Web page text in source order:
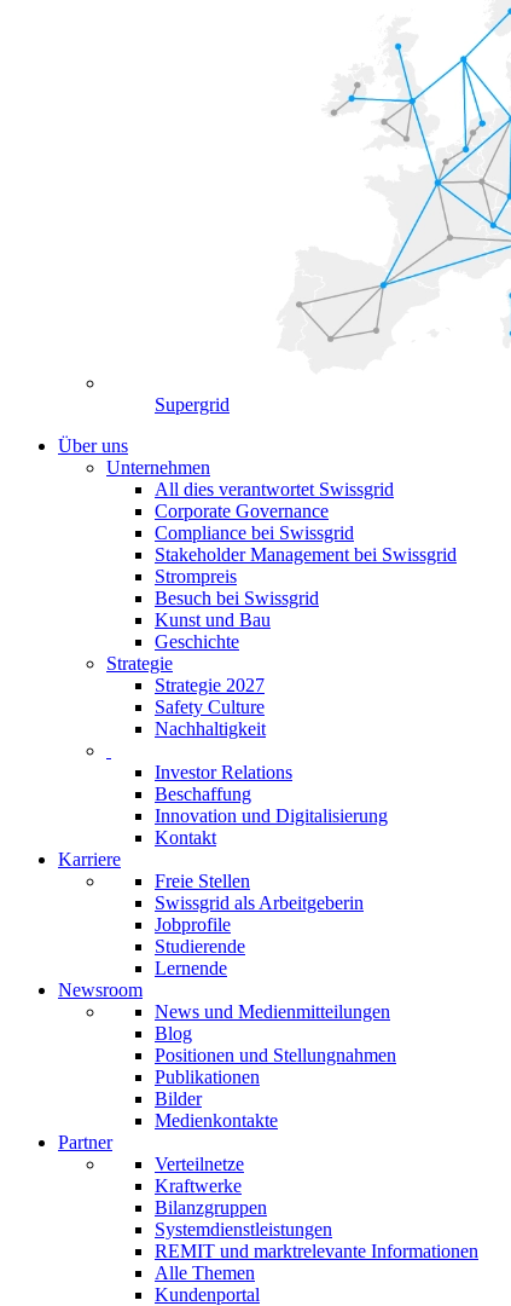
Supergrid
Über uns
Unternehmen
All dies verantwortet Swissgrid
Corporate Governance
Compliance bei Swissgrid
Stakeholder Management bei Swissgrid
Strompreis
Besuch bei Swissgrid
Kunst und Bau
Geschichte
Strategie
Strategie 2027
Safety Culture
Nachhaltigkeit
Investor Relations
Beschaffung
Innovation und Digitalisierung
Kontakt
Karriere
Freie Stellen
Swissgrid als Arbeitgeberin
Jobprofile
Studierende
Lernende
Newsroom
News und Medienmitteilungen
Blog
Positionen und Stellungnahmen
Publikationen
Bilder
Medienkontakte
Partner
Verteilnetze
Kraftwerke
Bilanzgruppen
Systemdienstleistungen
REMIT und marktrelevante Informationen
Alle Themen
Kundenportal